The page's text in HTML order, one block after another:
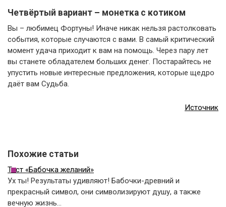
Четвёртый вариант – монетка с котиком
Вы – любимец Фортуны! Иначе никак нельзя растолковать
события, которые случаются с вами. В самый критический
момент удача приходит к вам на помощь. Через пару лет
вы станете обладателем больших денег. Постарайтесь не
упустить новые интересные предложения, которые щедро
даёт вам Судьба.
Источник
Похожие статьи
Тест «Бабочка желаний»
Ух ты! Результаты удивляют! Бабочки-древний и
прекрасный символ, они символизируют душу, а также
вечную жизнь…